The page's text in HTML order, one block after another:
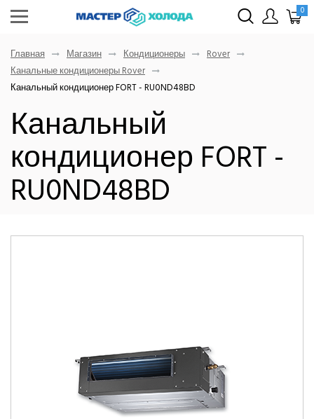
0
Главная Магазин Кондиционеры
Rover
Канальные кондиционеры Rover
Канальный кондиционер FORT - RU0ND48BD
Канальный
кондиционер FORT -
RU0ND48BD